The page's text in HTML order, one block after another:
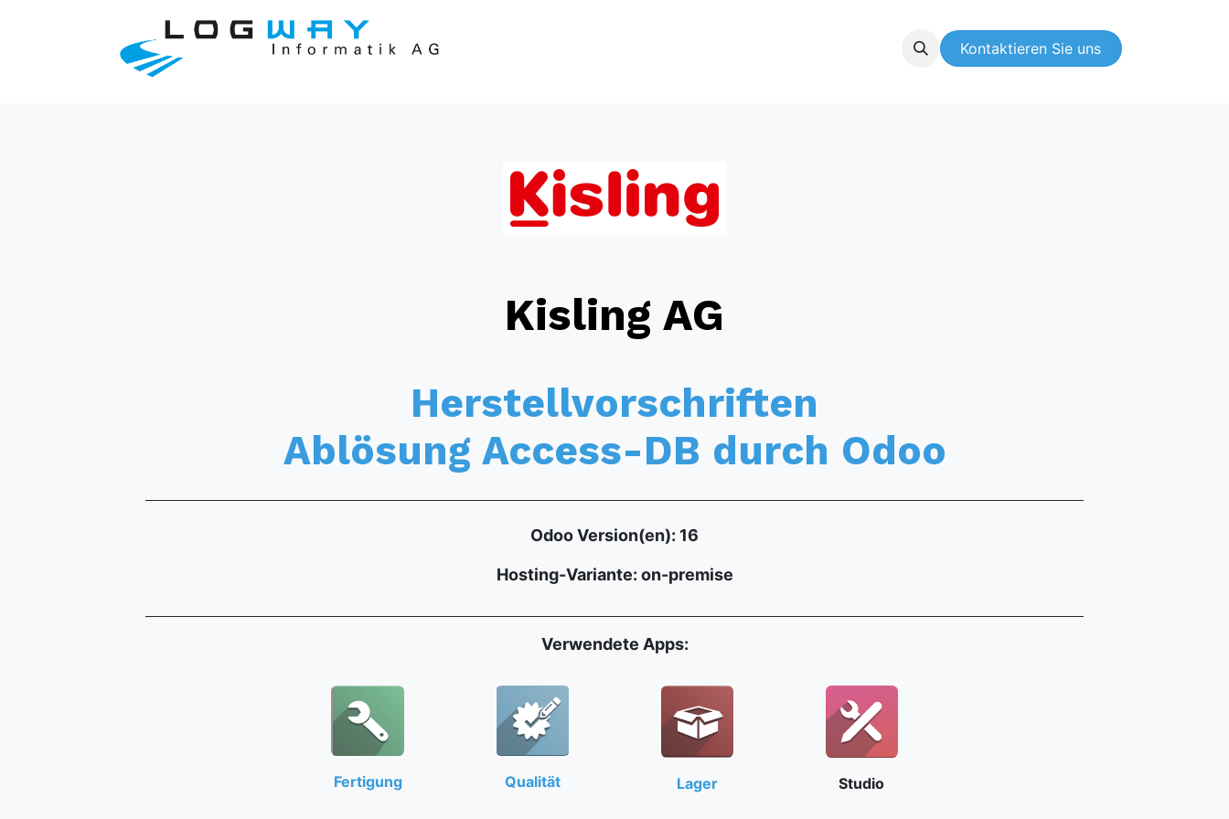
Über uns Newsletter
Kontaktieren Sie uns
Kisling AG
Herstellvorschriften
Ablösung Access-DB durch Odoo
Odoo Version(en): 16
Hosting-Variante: on-premise
Verwendete Apps:
Fertigung Qualität Lager Studio